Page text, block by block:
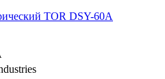
TOR DSY-60А